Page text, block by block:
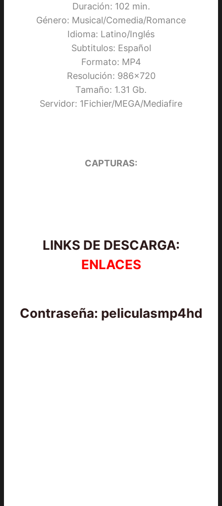
Duración: 102 min.
Género: Musical/Comedia/Romance
Idioma: Latino/Inglés
Subtitulos: Español
Formato: MP4
Resolución: 986×720
Tamaño: 1.31 Gb.
Servidor: 1Fichier/MEGA/Mediafire
CAPTURAS:
LINKS DE DESCARGA:
ENLACES
Contraseña: peliculasmp4hd